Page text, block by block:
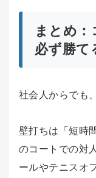
まとめ
必ず勝て
社会人からでも
壁打ちは「短時
のコートでの対
ールやテニスオ